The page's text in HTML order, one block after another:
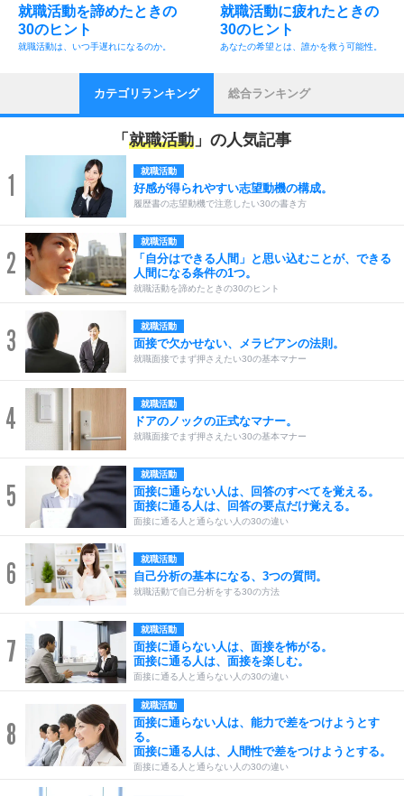
就職活動を諦めたときの
30のヒント
就職活動は、いつ手遅れになるのか。
就職活動に疲れたときの
30のヒント
あなたの希望とは、誰かを救う可能性。
カテゴリランキング 総合ランキング
「 就職活動 」の人気記事
1 就職活動
好感が得られやすい志望動機の構成。
履歴書の志望動機で注意したい30の書き方
2
就職活動
「自分はできる人間」と思い込むことが、できる
人間になる条件の1つ。
就職活動を諦めたときの30のヒント
3 就職活動
面接で欠かせない、メラビアンの法則。
就職面接でまず押さえたい30の基本マナー
4 就職活動
ドアのノックの正式なマナー。
就職面接でまず押さえたい30の基本マナー
5
就職活動
面接に通らない人は、回答のすべてを覚える。
面接に通る人は、回答の要点だけ覚える。
面接に通る人と通らない人の30の違い
6 就職活動
自己分析の基本になる、3つの質問。
就職活動で自己分析をする30の方法
7
就職活動
面接に通らない人は、面接を怖がる。
面接に通る人は、面接を楽しむ。
面接に通る人と通らない人の30の違い
8
就職活動
面接に通らない人は、能力で差をつけようとす
る。
面接に通る人は、人間性で差をつけようとする。
面接に通る人と通らない人の30の違い